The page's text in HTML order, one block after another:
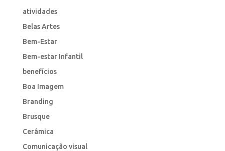
atividades
Belas Artes
Bem-Estar
Bem-estar Infantil
benefícios
Boa Imagem
Branding
Brusque
Cerâmica
Comunicação visual